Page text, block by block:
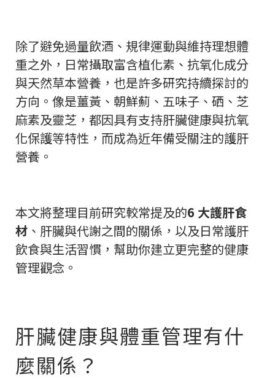
除了避免過量飲酒、規律運動與維持理想體
重之外，日常攝取富含植化素、抗氧化成分
與天然草本營養，也是許多研究持續探討的
方向。像是薑黃、朝鮮薊、五味子、硒、芝
麻素及靈芝，都因具有支持肝臟健康與抗氧
化保護等特性，而成為近年備受關注的護肝
營養。
本文將整理目前研究較常提及的6 大護肝食
材 、肝臟與代謝之間的關係，以及日常護肝
飲食與生活習慣，幫助你建立更完整的健康
管理觀念。
肝臟健康與體重管理有什
麼關係？